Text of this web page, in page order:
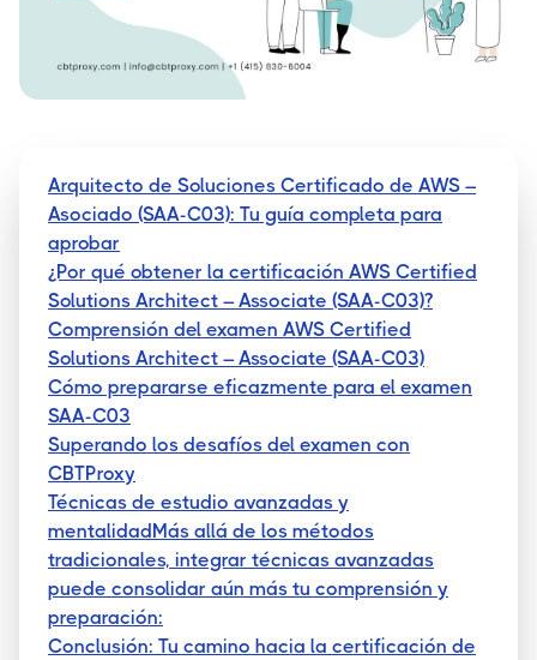
Arquitecto de Soluciones Certificado de AWS –
Asociado (SAA-C03): Tu guía completa para
aprobar
¿Por qué obtener la certificación AWS Certified
Solutions Architect – Associate (SAA-C03)?
Comprensión del examen AWS Certified
Solutions Architect – Associate (SAA-C03)
Cómo prepararse eficazmente para el examen
SAA-C03
Superando los desafíos del examen con
CBTProxy
Técnicas de estudio avanzadas y
mentalidadMás allá de los métodos
tradicionales, integrar técnicas avanzadas
puede consolidar aún más tu comprensión y
preparación:
Conclusión: Tu camino hacia la certificación de